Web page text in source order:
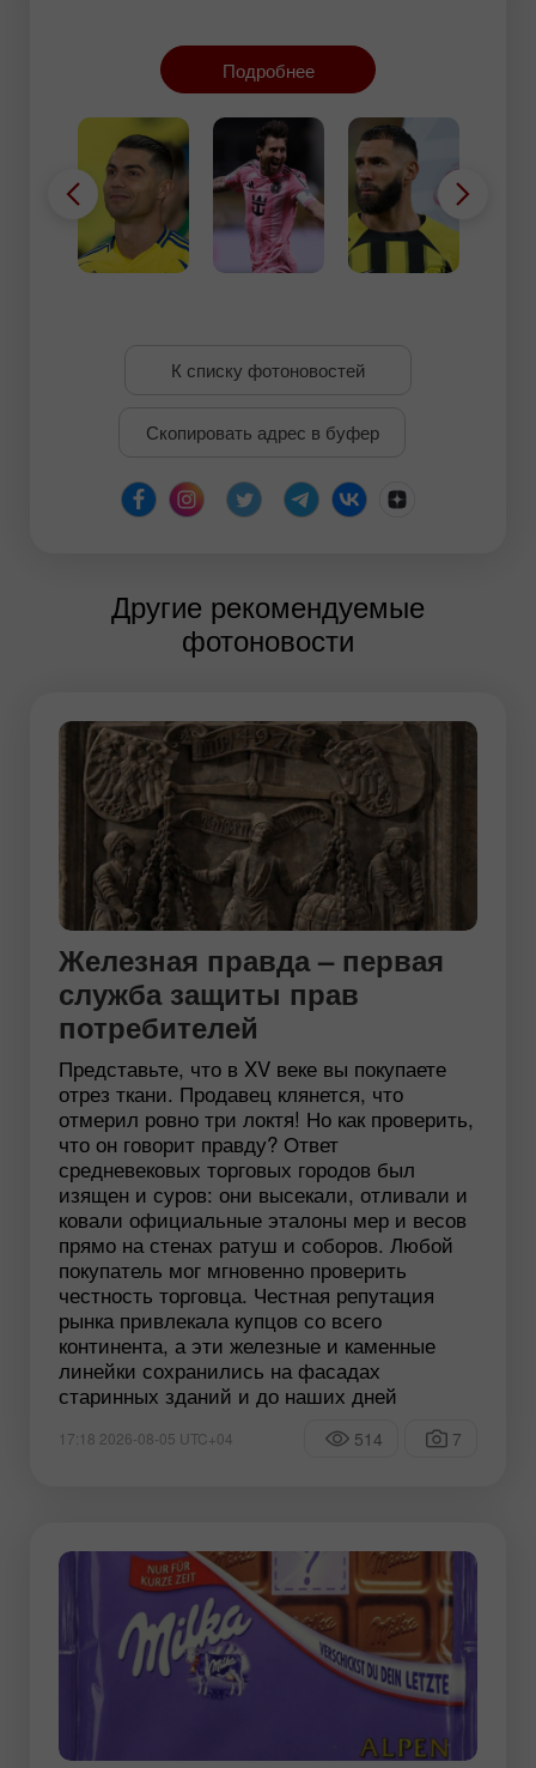
благодаря успешным рекламным кампаниям и
колоссальной аудитории в социальных сетях.
Подробнее
К списку фотоновостей
Скопировать адрес в буфер
Другие рекомендуемые
фотоновости
Железная правда – первая
служба защиты прав
потребителей
Представьте, что в XV веке вы покупаете
отрез ткани. Продавец клянется, что
отмерил ровно три локтя! Но как проверить,
что он говорит правду? Ответ
средневековых торговых городов был
изящен и суров: они высекали, отливали и
ковали официальные эталоны мер и весов
прямо на стенах ратуш и соборов. Любой
покупатель мог мгновенно проверить
честность торговца. Честная репутация
рынка привлекала купцов со всего
континента, а эти железные и каменные
линейки сохранились на фасадах
старинных зданий и до наших дней
17:18 2026-08-05 UTC+04 514 7